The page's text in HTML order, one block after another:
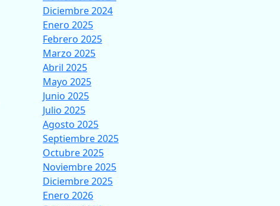
Diciembre 2024
Enero 2025
Febrero 2025
Marzo 2025
Abril 2025
Mayo 2025
Junio 2025
Julio 2025
Agosto 2025
Septiembre 2025
Octubre 2025
Noviembre 2025
Diciembre 2025
Enero 2026